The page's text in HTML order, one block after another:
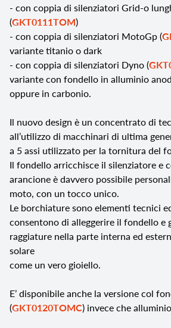
- con coppia di silenziatori Grid-o
(GKT0111TOM)
- con coppia di silenziatori MotoGp (
variante titanio o dark
- con coppia di silenziatori Dyno (
variante con fondello in alluminio
oppure in carbonio.
Il nuovo design è un concentrato di
all’utilizzo di macchinari di ultima
a 5 assi utilizzato per la tornitura del
Il fondello arricchisce il silenziatore e
arancione è davvero possibile
moto, con un tocco unico.
Le borchiature sono elementi tecnici
consentono di alleggerire il fondello e
raggiature nella parte interna ed
solare
come un vero gioiello.
E’ disponibile anche la versione col
(GKT0120TOMC) invece che